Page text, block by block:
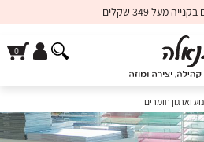
וארגון חומרים